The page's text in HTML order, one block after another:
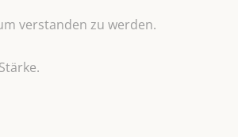
verstanden zu werden.